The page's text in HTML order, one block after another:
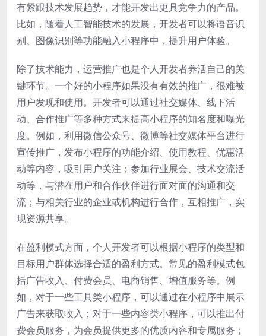
有紧跟技术发展趋势，才能开发出更具竞争力的产品。
比如，随着人工智能技术的发展，开发者可以将语音识
别、图像识别等功能融入小程序中，提升用户体验。
除了技术能力，运营推广也是个人开发者养活自己的关
键环节。一个好的小程序如果没有有效的推广，很难被
用户发现和使用。开发者可以通过社交媒体、线下活
动、合作推广等多种方式来提高小程序的知名度和曝光
度。例如，利用微信公众号、微博等社交媒体平台进行
宣传推广，发布小程序的功能介绍、使用教程、优惠活
动等内容，吸引用户关注；参加行业展会、技术交流活
动等，与潜在用户和合作伙伴进行面对面的沟通和交
流；与相关行业的企业或机构进行合作，互相推广，实
现资源共享。
在盈利模式方面，个人开发者可以根据小程序的类型和
目标用户群体选择合适的盈利方式。常见的盈利模式包
括广告收入、付费会员、电商销售、增值服务等。例
如，对于一些工具类小程序，可以通过在小程序中展示
广告来获取收入；对于一些内容类小程序，可以推出付
费会员服务，为会员提供更多的优质内容和专属服务；